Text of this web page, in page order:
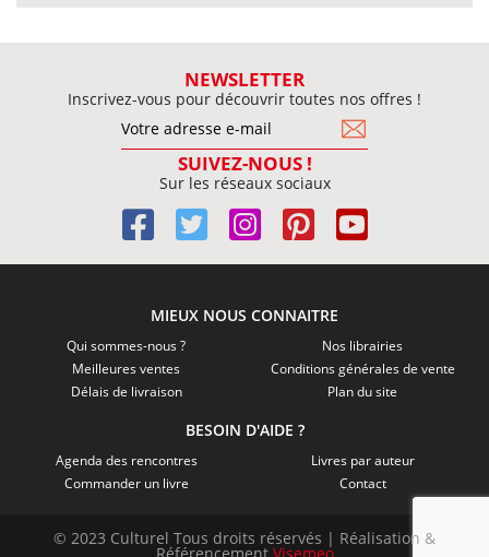
NEWSLETTER
Inscrivez-vous pour découvrir toutes nos offres !
SUIVEZ-NOUS !
Sur les réseaux sociaux
MIEUX NOUS CONNAITRE
Qui sommes-nous ?
Meilleures ventes
Délais de livraison
Nos librairies
Conditions générales de vente
Plan du site
BESOIN D'AIDE ?
Agenda des rencontres
Commander un livre
Livres par auteur
Contact
© 2023 Culturel Tous droits réservés | Réalisation &